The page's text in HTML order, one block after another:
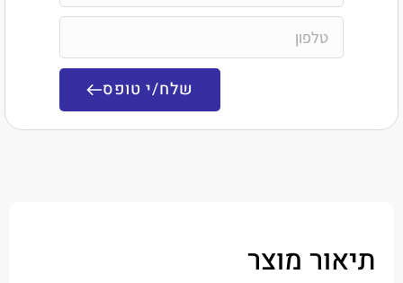
שלח/י טופס
מוצר